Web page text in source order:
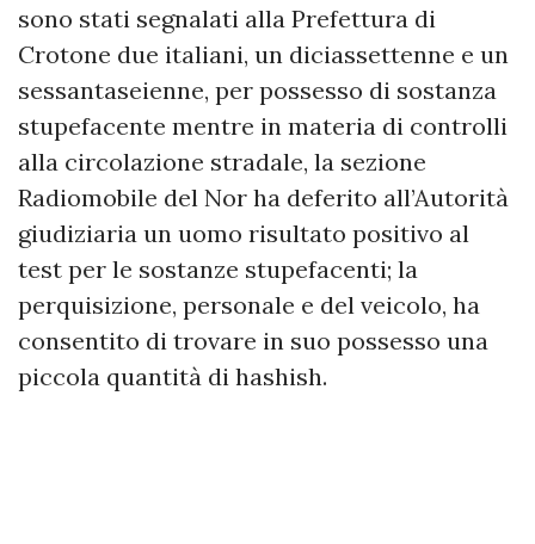
sono stati segnalati alla Prefettura di
Crotone due italiani, un diciassettenne e un
sessantaseienne, per possesso di sostanza
stupefacente mentre in materia di controlli
alla circolazione stradale, la sezione
Radiomobile del Nor ha deferito all’Autorità
giudiziaria un uomo risultato positivo al
test per le sostanze stupefacenti; la
perquisizione, personale e del veicolo, ha
consentito di trovare in suo possesso una
piccola quantità di hashish.